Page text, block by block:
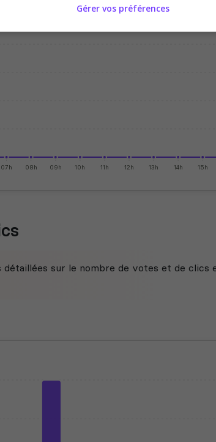
07h 08h 09h 10h 11h 12h 13h 14h 15h
sur le nombre de votes et de
Gérer vos préférences